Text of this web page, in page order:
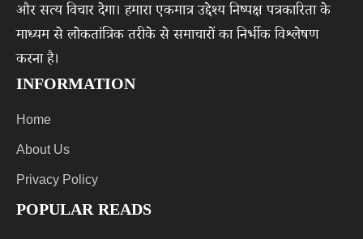
और सत्य विचार देगा। हमारा एकमात्र उद्देश्य निष्पक्ष पत्रकारिता के
माध्यम से लोकतांत्रिक तरीके से समाचारों का निर्भीक विश्लेषण
करना है।
INFORMATION
Home
About Us
Privacy Policy
POPULAR READS